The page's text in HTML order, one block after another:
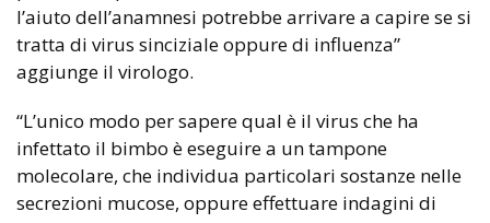
l’aiuto dell’anamnesi potrebbe arrivare a capire se si
tratta di virus sinciziale oppure di influenza”
aggiunge il virologo.
“L’unico modo per sapere qual è il virus che ha
infettato il bimbo è eseguire a un tampone
molecolare, che individua particolari sostanze nelle
secrezioni mucose, oppure effettuare indagini di